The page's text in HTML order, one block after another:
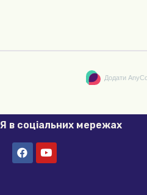
Додати
Я в соціальних мережах